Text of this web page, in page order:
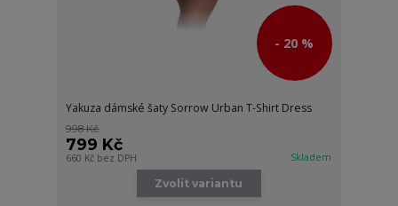
- 20 %
Yakuza dámské šaty Sorrow Urban T-Shirt Dress
998 Kč
799 Kč
660 Kč bez DPH Skladem
Zvolit variantu